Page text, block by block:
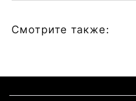
Смотрите также: